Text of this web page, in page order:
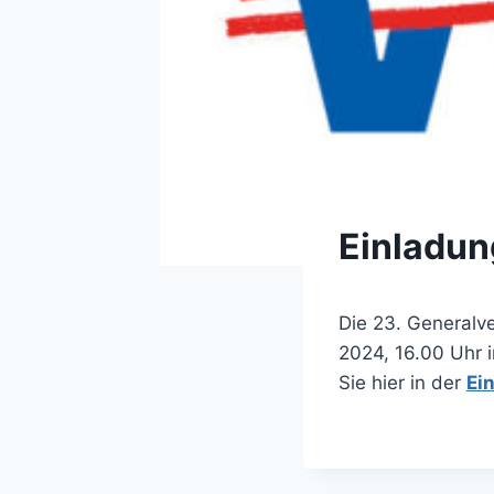
Die 23.
2024, 16.00 Uhr
Sie hier in der